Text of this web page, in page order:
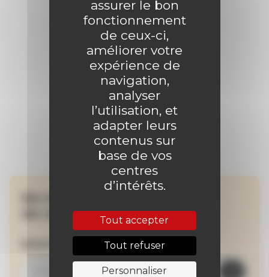
assurer le bon
fonctionnement
de ceux-ci,
améliorer votre
expérience de
navigation,
analyser
l’utilisation, et
adapter leurs
contenus sur
base de vos
centres
d’intérêts.
Tout accepter
Tout refuser
Personnaliser
de nos actualités !
Inscrivez-vous à la newsletter